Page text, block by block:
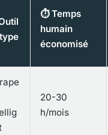
⏱️ Temps
humain
économisé
20-30
h/mois